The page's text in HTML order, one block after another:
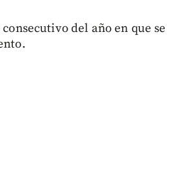
del año en que se